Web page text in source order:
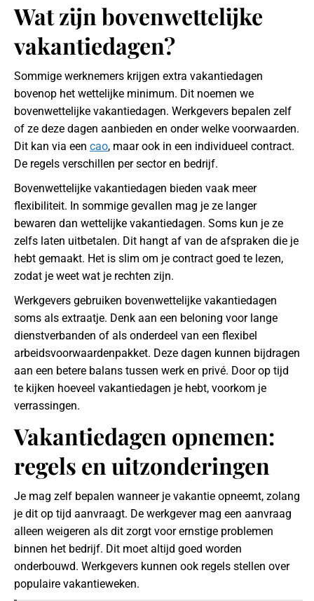
Wat zijn bovenwettelijke
vakantiedagen?
Sommige werknemers krijgen extra vakantiedagen
bovenop het wettelijke minimum. Dit noemen we
bovenwettelijke vakantiedagen. Werkgevers bepalen zelf
of ze deze dagen aanbieden en onder welke voorwaarden.
Dit kan via een cao, maar ook in een individueel contract.
De regels verschillen per sector en bedrijf.
Bovenwettelijke vakantiedagen bieden vaak meer
flexibiliteit. In sommige gevallen mag je ze langer
bewaren dan wettelijke vakantiedagen. Soms kun je ze
zelfs laten uitbetalen. Dit hangt af van de afspraken die je
hebt gemaakt. Het is slim om je contract goed te lezen,
zodat je weet wat je rechten zijn.
Werkgevers gebruiken bovenwettelijke vakantiedagen
soms als extraatje. Denk aan een beloning voor lange
dienstverbanden of als onderdeel van een flexibel
arbeidsvoorwaardenpakket. Deze dagen kunnen bijdragen
aan een betere balans tussen werk en privé. Door op tijd
te kijken hoeveel vakantiedagen je hebt, voorkom je
verrassingen.
Vakantiedagen opnemen:
regels en uitzonderingen
Je mag zelf bepalen wanneer je vakantie opneemt, zolang
je dit op tijd aanvraagt. De werkgever mag een aanvraag
alleen weigeren als dit zorgt voor ernstige problemen
binnen het bedrijf. Dit moet altijd goed worden
onderbouwd. Werkgevers kunnen ook regels stellen over
populaire vakantieweken.